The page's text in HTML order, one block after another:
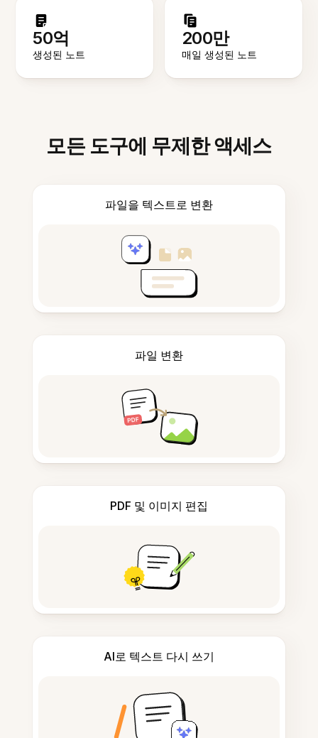
50억
생성된 노트
200만
매일 생성된 노트
모든 도구에 무제한 액세스
파일을 텍스트로 변환
파일 변환
PDF 및 이미지 편집
AI로 텍스트 다시 쓰기